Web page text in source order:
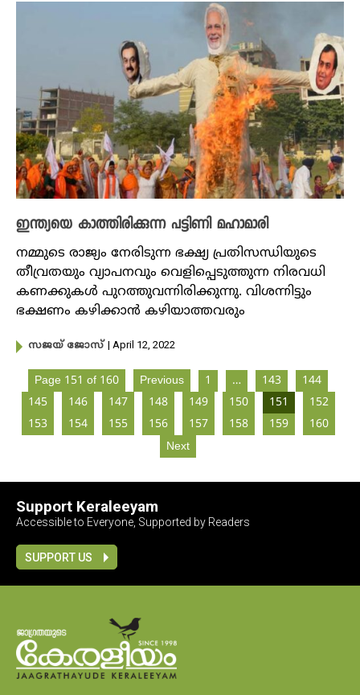
ഇന്ത്യയെ കാത്തിരിക്കുന്ന പട്ടിണി മഹാമാരി
നമ്മുടെ രാജ്യം നേരിടുന്ന ഭക്ഷ്യ പ്രതിസന്ധിയുടെ
തീവ്രതയും വ്യാപനവും വെളിപ്പെടുത്തുന്ന നിരവധി
കണക്കുകൾ പുറത്തുവന്നിരിക്കുന്നു. വിശന്നിട്ടും
ഭക്ഷണം കഴിക്കാൻ കഴിയാത്തവരും
സജയ് ജോസ് | April 12, 2022
Page 151 of 160 Previous 1 … 143
144
145
146 147 148 149 150 151
152
153
154 155 156 157 158 159
160
Next
Support Keraleeyam
Accessible to Everyone, Supported by Readers
SUPPORT US